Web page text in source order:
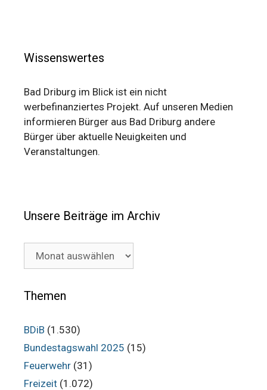
Wissenswertes
Bad Driburg im Blick ist ein nicht
werbefinanziertes Projekt. Auf unseren Medien
informieren Bürger aus Bad Driburg andere
Bürger über aktuelle Neuigkeiten und
Veranstaltungen.
Unsere Beiträge im Archiv
Unsere
Archiv
Themen
BDiB (1.530)
Bundestagswahl 2025 (15)
Feuerwehr (31)
Freizeit (1.072)